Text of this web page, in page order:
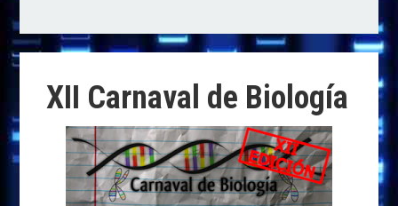
XII Carnaval de Biología